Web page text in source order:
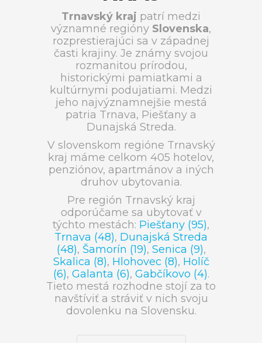
Trnavský kraj patrí medzi
významné regióny Slovenska,
rozprestierajúci sa v západnej
časti krajiny. Je známy svojou
rozmanitou prírodou,
historickými pamiatkami a
kultúrnymi podujatiami. Medzi
jeho najvýznamnejšie mestá
patria Trnava, Piešťany a
Dunajská Streda.
V slovenskom regióne Trnavský
kraj máme celkom 405 hotelov,
penziónov, apartmánov a iných
druhov ubytovania.
Pre región Trnavský kraj
odporúčame sa ubytovať v
týchto mestách: Piešťany (95),
Trnava (48), Dunajská Streda
(48), Šamorín (19), Senica (9),
Skalica (8), Hlohovec (8), Holíč
(6), Galanta (6), Gabčíkovo (4).
Tieto mestá rozhodne stojí za to
navštíviť a stráviť v nich svoju
dovolenku na Slovensku.